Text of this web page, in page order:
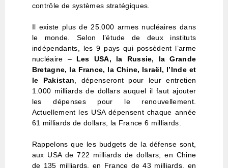
contrôle de systèmes stratégiques.
Il existe plus de 25.000 armes nucléaires dans
le monde. Selon l’étude de deux instituts
indépendants, les 9 pays qui possèdent l’arme
nucléaire – Les USA, la Russie, la Grande
Bretagne, la France, la Chine, Israël, l’Inde et
le Pakistan , dépenseront pour leur entretien
1.000 milliards de dollars auquel il faut ajouter
les dépenses pour le renouvellement.
Actuellement les USA dépensent chaque année
61 milliards de dollars, la France 6 milliards.
Rappelons que les budgets de la défense sont,
aux USA de 722 milliards de dollars, en Chine
de 135 milliards, en France de 43 milliards, en